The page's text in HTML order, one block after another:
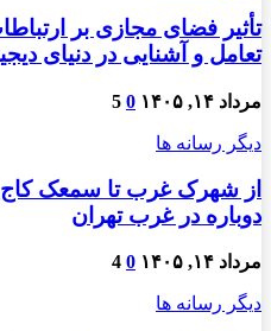
تأثیر فضای مجازی بر
تعامل و آشنایی در دنیای
مرداد ۱۴, ۱۴۰۵ 0
5
دیگر رسانه ها
از شهرک غرب تا سمعک کاج
دوباره در غرب تهران
مرداد ۱۴, ۱۴۰۵ 0
4
دیگر رسانه ها